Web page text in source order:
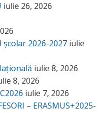
iulie 26, 2026
școlar 2026-2027 iulie
iulie 8, 2026
8, 2026
iulie 7, 2026
– ERASMUS+2025-